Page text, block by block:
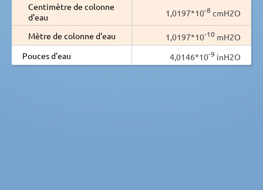
Centimètre de colonne
d'eau
1,0197*10-8 cmH2O
Mètre de colonne d'eau 1,0197*10-10 mH2O
Pouces d'eau
4,0146*10-9 inH2O